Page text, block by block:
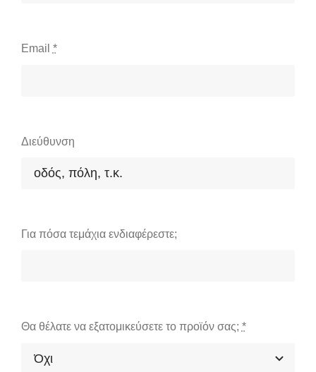
Email *
Διεύθυνση
Για πόσα τεμάχια ενδιαφέρεστε;
Θα θέλατε να εξατομικεύσετε το προϊόν σας; *